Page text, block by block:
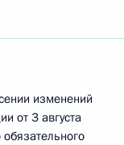
изменений
от 3 августа